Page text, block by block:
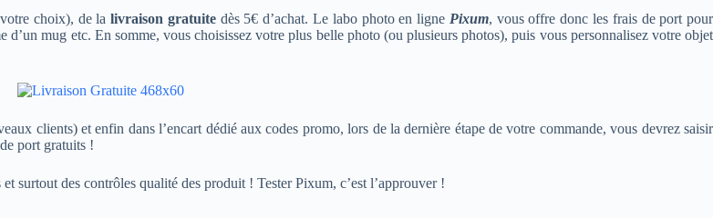
choix), de lalivraison gratuitedès 5€ d’achat. Le labo photo en ligne Pixum, vous offre donc les frais de port pour
mug etc. En somme, vous choisissez votre plus belle photo (ou plusieurs photos), puis vous personnalisez votre objet
clients) et enfin dans l’encart dédié aux codes promo, lors de la dernière étape de votre commande, vous devrez saisir
port gratuits !
surtout des contrôles qualité des produit ! Tester Pixum, c’est l’approuver !